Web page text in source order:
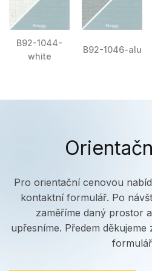
B92-1044-
white
B92-1046-alu
Pro orientační cenovou
kontaktní formulář. Po
zaměříme daný prostor
upřesníme. Předem